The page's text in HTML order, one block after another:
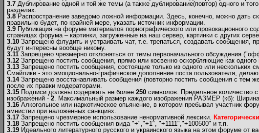
3.7 Дублирование одной и той же темы (а также дублирование(повтор) одного и
разделах.
3.8 Распространение заведомо ложной информации. Здесь, конечно, можно дать
правильно будет, по крайней мере, указать источник информации.
3.9 Публикация на форуме материалов порнографического или провокационного
страницах форума – картинки, загруженные на наш сервер, картинки с других
3.10 Запрещено флудить и устраивать чат, т.е. трепаться, создавать
будут интересны вообще никому.
3.11 Запрещено чрезмерно отклоняться от темы первоначального обсуждения
3.12 Запрещено постить сообщения, прямо или косвенно оскорбляющие как
3.13 Запрещено постить сообщения, состоящие только из одного или нескольких
Смайлики - это эмоционально-графическое дополнение поста пользователя,
3.14Запрещено восстанавливать сообщения (повторно постить сообщения с тем
после их правки модераторами.
3.15 Подписи должны содержать не более 250 символов. Предельное количество
изображений - 2. Максимальный размер каждого изображения РАЗМЕР (кб):
3.16 Алкогольное или наркотическое опьянение, в котором пребывал участник
амнистии при наложенных санкциях.
3.17 Запрещено чрезмерное использование ненормативной лексики.
3.18 Запрещено постить сообщения вида "+","+1", "+1111","+100500" и т.п.
3.19 Идеального литературного русского и украинского языка на этом форуме